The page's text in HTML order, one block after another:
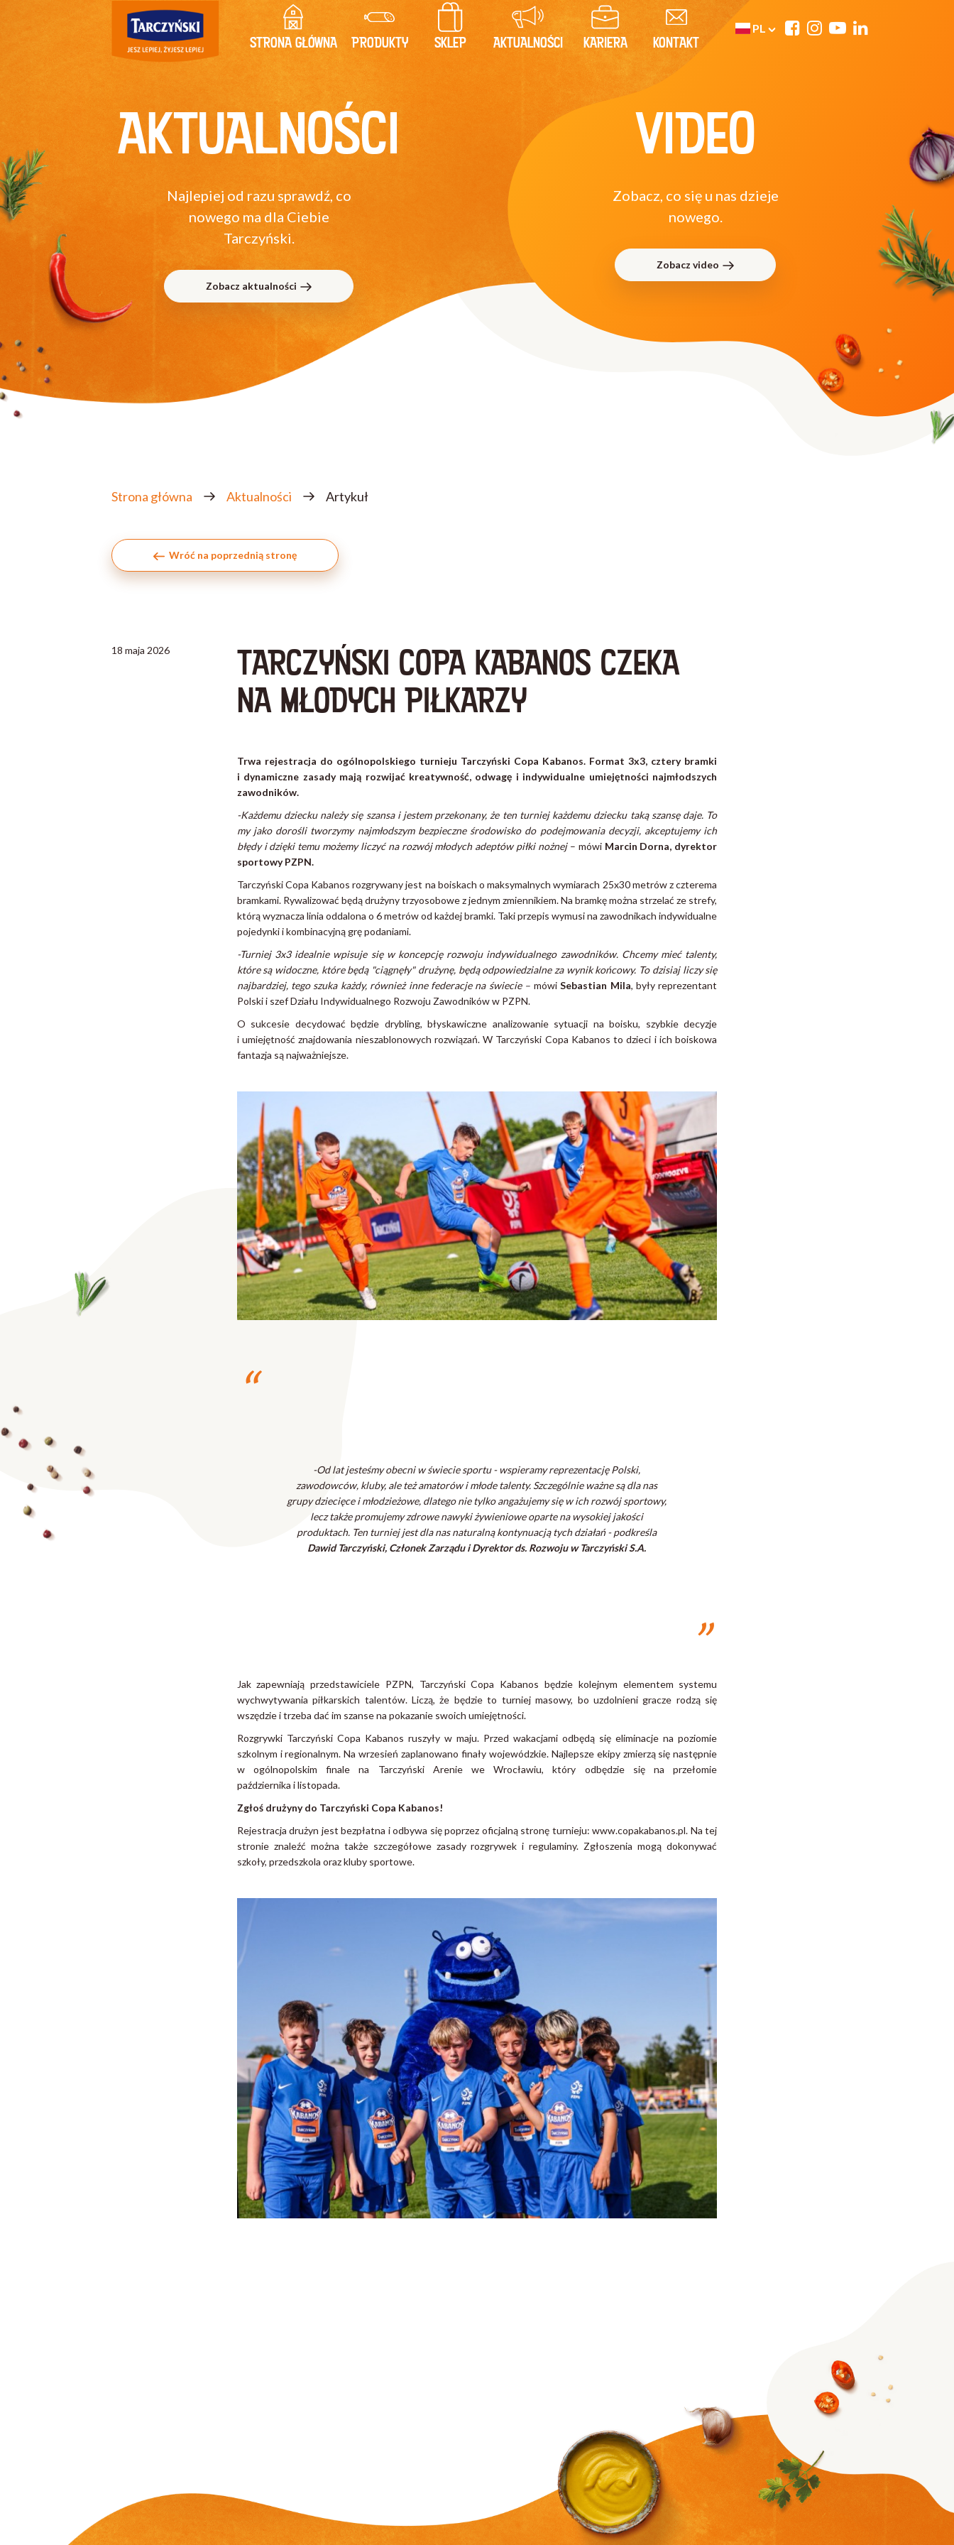
STRONA GŁÓWNA PRODUKTY SKLEP AKTUALNOŚCI KARIERA KONTAKT
PL
AKTUALNOŚCI
Najlepiej od razu sprawdź, co
nowego ma dla Ciebie
Tarczyński.
Zobacz aktualności
VIDEO
Zobacz, co się u nas dzieje
nowego.
Zobacz video
Strona główna Aktualności Artykuł
Wróć na poprzednią stronę
18 maja 2026
TARCZYŃSKI COPA KABANOS CZEKA
NA MŁODYCH PIŁKARZY
Trwa rejestracja do ogólnopolskiego turnieju Tarczyński Copa Kabanos. Format 3x3, cztery bramki
i dynamiczne zasady mają rozwijać kreatywność, odwagę i indywidualne umiejętności najmłodszych
zawodników.
-Każdemu dziecku należy się szansa i jestem przekonany, że ten turniej każdemu dziecku taką szansę daje. To
my jako dorośli tworzymy najmłodszym bezpieczne środowisko do podejmowania decyzji, akceptujemy ich
błędy i dzięki temu możemy liczyć na rozwój młodych adeptów piłki nożnej – mówi Marcin Dorna, dyrektor
sportowy PZPN.
Tarczyński Copa Kabanos rozgrywany jest na boiskach o maksymalnych wymiarach 25x30 metrów z czterema
bramkami. Rywalizować będą drużyny trzyosobowe z jednym zmiennikiem. Na bramkę można strzelać ze strefy,
którą wyznacza linia oddalona o 6 metrów od każdej bramki. Taki przepis wymusi na zawodnikach indywidualne
pojedynki i kombinacyjną grę podaniami.
-Turniej 3x3 idealnie wpisuje się w koncepcję rozwoju indywidualnego zawodników. Chcemy mieć talenty,
które są widoczne, które będą "ciągnęły" drużynę, będą odpowiedzialne za wynik końcowy. To dzisiaj liczy się
najbardziej, tego szuka każdy, również inne federacje na świecie – mówiSebastian Mila, były reprezentant
Polski i szef Działu Indywidualnego Rozwoju Zawodników w PZPN.
O sukcesie decydować będzie drybling, błyskawiczne analizowanie sytuacji na boisku, szybkie decyzje
i umiejętność znajdowania nieszablonowych rozwiązań. W Tarczyński Copa Kabanos to dzieci i ich boiskowa
fantazja są najważniejsze.
-Od lat jesteśmy obecni w świecie sportu - wspieramy reprezentację Polski,
zawodowców, kluby, ale też amatorów i młode talenty. Szczególnie ważne są dla nas
grupy dziecięce i młodzieżowe, dlatego nie tylko angażujemy się w ich rozwój sportowy,
lecz także promujemy zdrowe nawyki żywieniowe oparte na wysokiej jakości
produktach. Ten turniej jest dla nas naturalną kontynuacją tych działań- podkreśla
Dawid Tarczyński, Członek Zarządu i Dyrektor ds. Rozwoju w Tarczyński S.A.
Jak zapewniają przedstawiciele PZPN, Tarczyński Copa Kabanos będzie kolejnym elementem systemu
wychwytywania piłkarskich talentów. Liczą, że będzie to turniej masowy, bo uzdolnieni gracze rodzą się
wszędzie i trzeba dać im szanse na pokazanie swoich umiejętności.
Rozgrywki Tarczyński Copa Kabanos ruszyły w maju. Przed wakacjami odbędą się eliminacje na poziomie
szkolnym i regionalnym. Na wrzesień zaplanowano finały wojewódzkie. Najlepsze ekipy zmierzą się następnie
w ogólnopolskim finale na Tarczyński Arenie we Wrocławiu, który odbędzie się na przełomie
października i listopada.
Zgłoś drużyny do Tarczyński Copa Kabanos!
Rejestracja drużyn jest bezpłatna i odbywa się poprzez oficjalną stronę turnieju: www.copakabanos.pl. Na tej
stronie znaleźć można także szczegółowe zasady rozgrywek i regulaminy. Zgłoszenia mogą dokonywać
szkoły, przedszkola oraz kluby sportowe.